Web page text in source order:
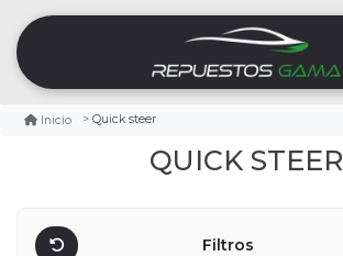
Inicio Quick steer
QUICK STEER
Filtros